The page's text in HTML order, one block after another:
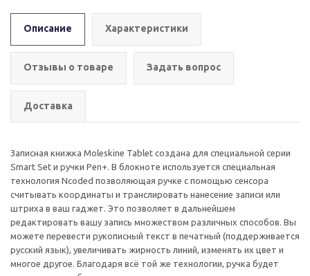
Описание Характеристики
Отзывы о товаре Задать вопрос
Доставка
Записная книжка Moleskine Tablet создана для специальной серии
Smart Set и ручки Pen+. В блокноте используется специальная
технология Ncoded позволяющая ручке с помощью сенсора
считывать координаты и транслировать нанесение записи или
штриха в ваш гаджет. Это позволяет в дальнейшем
редактировать вашу запись множеством различных способов. Вы
можете перевести рукописный текст в печатный (поддерживается
русский язык), увеличивать жирность линий, изменять их цвет и
многое другое. Благодаря всё той же технологии, ручка будет